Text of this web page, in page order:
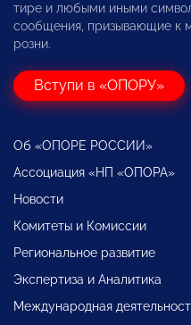
тире и любыми иными
сообщения, призывающие к
розни.
Вступи в «ОПОРУ»
Об «ОПОРЕ РОССИИ»
Ассоциация «НП «ОПОРА»
Новости
Комитеты и Комиссии
Региональное развитие
Экспертиза и Аналитика
Международная